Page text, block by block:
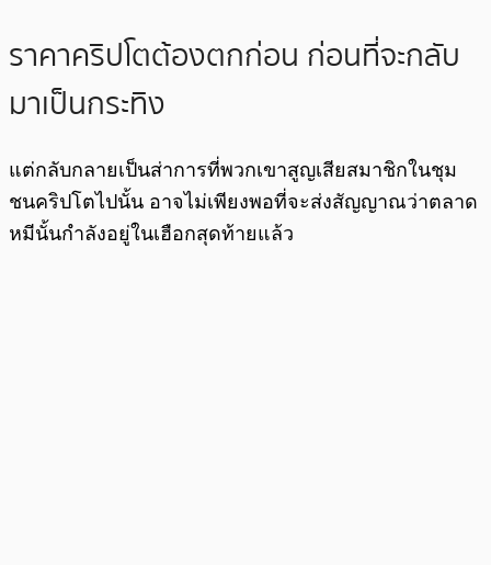
ราคาคริปโตต้องตกก่อน ก่อนที่จะกลับ
มาเป็นกระทิง
แต่กลับกลายเป็นส่าการที่พวกเขาสูญเสียสมาชิกในชุม
ชนคริปโตไปนั้น อาจไม่เพียงพอที่จะส่งสัญญาณว่าตลาด
หมีนั้นกำลังอยู่ในเฮือกสุดท้ายแล้ว